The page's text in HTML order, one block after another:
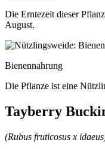
Die Erntezeit dieser
August.
Bienennahrung
Die Pflanze ist eine
Tayberry
(Rubus fruticosus x